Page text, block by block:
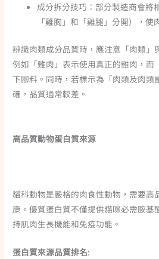
成分拆分技巧：部分製造商會將
「雞胸」和「雞腿」分開），使
辨識肉類成分品質時，應注意「肉類」
例如「雞肉」表示使用真正的雞肉，而
下腳料。同時，若標示為「肉類及肉類
確，品質通常較差。
高品質動物蛋白質來源
貓科動物是嚴格的肉食性動物，需要高
康。優質蛋白質不僅提供貓咪必需胺基
持肌肉生長機能和免疫功能。
蛋白質來源品質排名: